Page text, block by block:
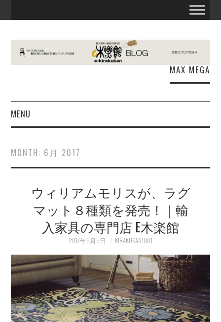
MAX MEGA
MENU
商品情報
出張
プライベート
お客様宅（事例）
インテリアの知恵袋
店長業務
MONTH: 6月 2017
ウィリアムモリスが、ラグ
マット８種類を発売！｜輸
入家具の専門店 E木楽館
2017年6月5日 KIRAKUKAN1001